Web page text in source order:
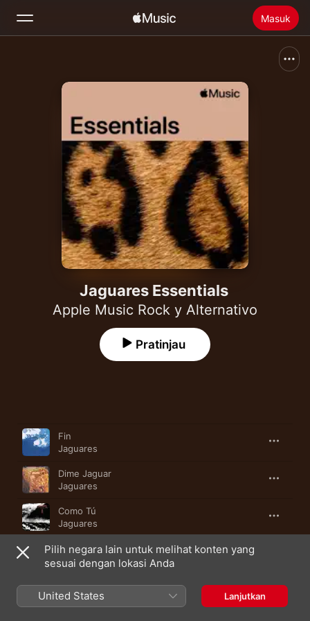
Masuk
Menginstal Apple Music
Jaguares Essentials
Apple Music Rock y Alternativo
Pratinjau
Fin
Jaguares
Dime Jaguar
Jaguares
Como Tú
Jaguares
Tú
Jaguares
Hay Amores Que Matan
Jaguares
Pilih negara lain untuk melihat konten yang
sesuai dengan lokasi Anda
United States Lanjutkan